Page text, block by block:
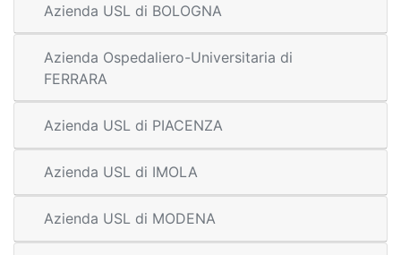
Azienda USL di BOLOGNA
Azienda Ospedaliero-Universitaria di
FERRARA
Azienda USL di PIACENZA
Azienda USL di IMOLA
Azienda USL di MODENA